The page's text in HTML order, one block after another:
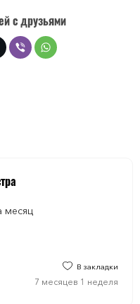
с друзьями
месяц
В закладки
7 месяцев 1 неделя